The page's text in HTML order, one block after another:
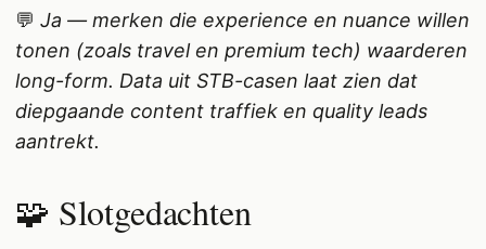
💬 Ja — merken die experience en nuance willen
tonen (zoals travel en premium tech) waarderen
long-form. Data uit STB-casen laat zien dat
diepgaande content traffiek en quality leads
aantrekt.
🧩 Slotgedachten